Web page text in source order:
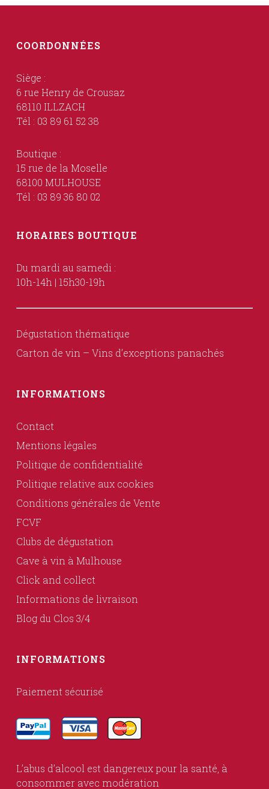
COORDONNÉES
Siège :
6 rue Henry de Crousaz
68110 ILLZACH
Tél : 03 89 61 52 38
Boutique :
15 rue de la Moselle
68100 MULHOUSE
Tél : 03 89 36 80 02
HORAIRES BOUTIQUE
Du mardi au samedi :
10h-14h | 15h30-19h
Dégustation thématique
Carton de vin – Vins d’exceptions panachés
INFORMATIONS
Contact
Mentions légales
Politique de confidentialité
Politique relative aux cookies
Conditions générales de Vente
FCVF
Clubs de dégustation
Cave à vin à Mulhouse
Click and collect
Informations de livraison
Blog du Clos 3/4
INFORMATIONS
Paiement sécurisé
L’abus d’alcool est dangereux pour la santé, à
consommer avec modération